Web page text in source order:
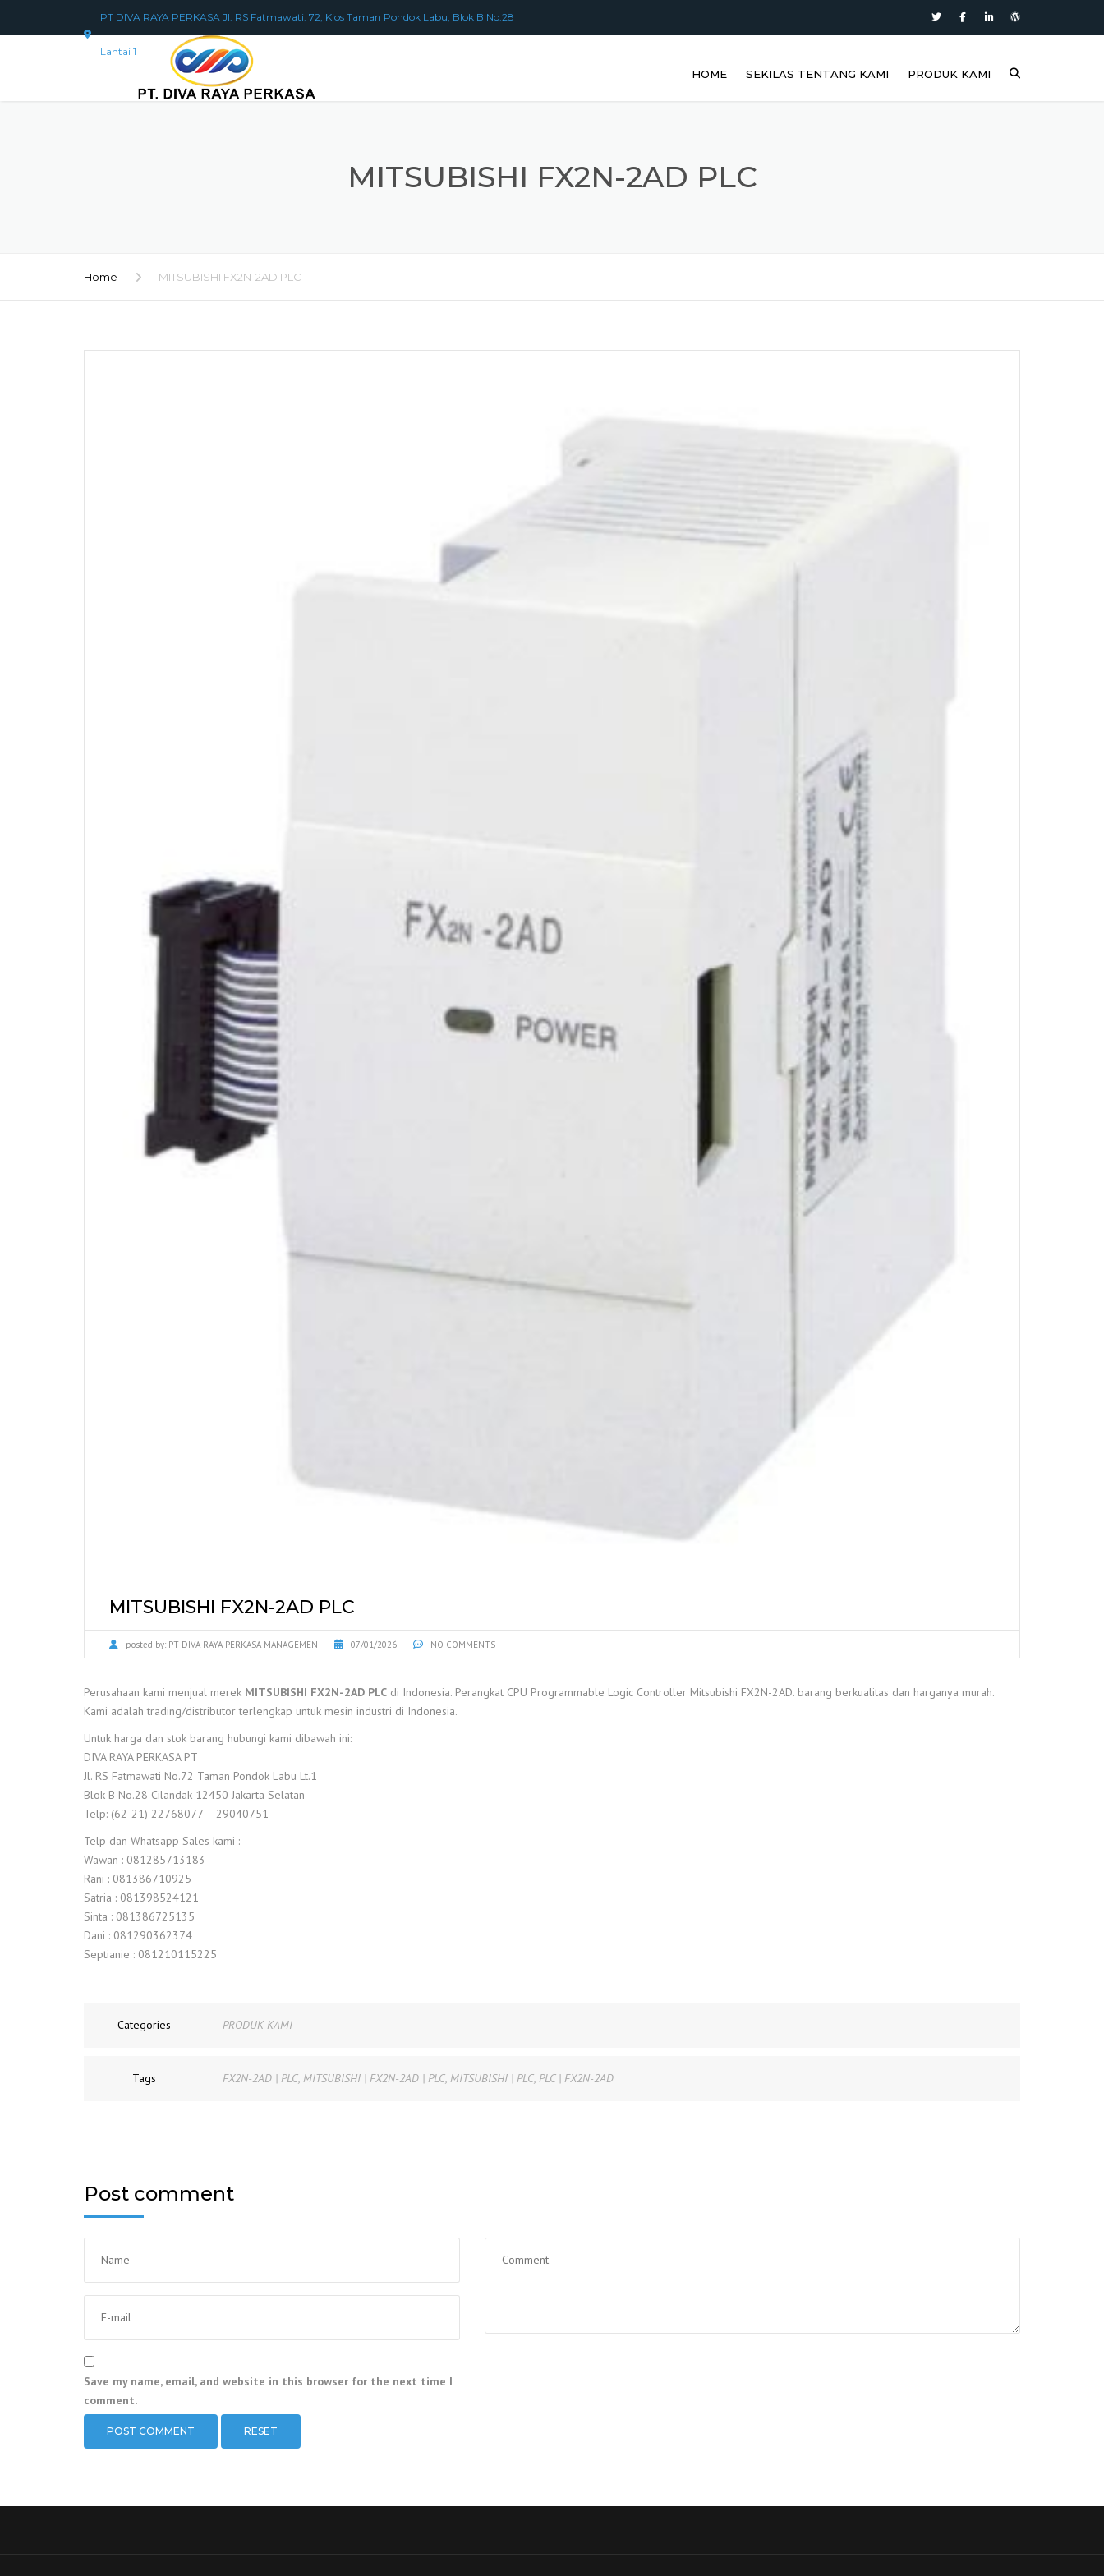
PT DIVA RAYA PERKASA Jl. RS Fatmawati. 72, Kios Taman Pondok Labu, Blok B No.28
Lantai 1
HOME SEKILAS TENTANG KAMI PRODUK KAMI
MITSUBISHI FX2N-2AD PLC
Home MITSUBISHI FX2N-2AD PLC
MITSUBISHI FX2N-2AD PLC
posted by: PT DIVA RAYA PERKASA MANAGEMEN 07/01/2026 NO COMMENTS
Perusahaan kami menjual merek MITSUBISHI FX2N-2AD PLC di Indonesia. Perangkat CPU Programmable Logic Controller Mitsubishi FX2N-2AD. barang berkualitas dan harganya murah.
Kami adalah trading/distributor terlengkap untuk mesin industri di Indonesia.
Untuk harga dan stok barang hubungi kami dibawah ini:
DIVA RAYA PERKASA PT
Jl. RS Fatmawati No.72 Taman Pondok Labu Lt.1
Blok B No.28 Cilandak 12450 Jakarta Selatan
Telp: (62-21) 22768077 – 29040751
Telp dan Whatsapp Sales kami :
Wawan : 081285713183
Rani : 081386710925
Satria : 081398524121
Sinta : 081386725135
Dani : 081290362374
Septianie : 081210115225
Categories PRODUK KAMI
Tags FX2N-2AD | PLC, MITSUBISHI | FX2N-2AD | PLC, MITSUBISHI | PLC, PLC | FX2N-2AD
Post comment
Save my name, email, and website in this browser for the next time I
comment.
RESET